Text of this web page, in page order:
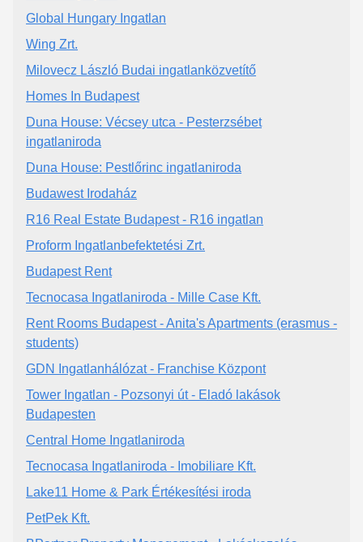
Global Hungary Ingatlan
Wing Zrt.
Milovecz László Budai ingatlanközvetítő
Homes In Budapest
Duna House: Vécsey utca - Pesterzsébet
ingatlaniroda
Duna House: Pestlőrinc ingatlaniroda
Budawest Irodaház
R16 Real Estate Budapest - R16 ingatlan
Proform Ingatlanbefektetési Zrt.
Budapest Rent
Tecnocasa Ingatlaniroda - Mille Case Kft.
Rent Rooms Budapest - Anita's Apartments (erasmus -
students)
GDN Ingatlanhálózat - Franchise Központ
Tower Ingatlan - Pozsonyi út - Eladó lakások
Budapesten
Central Home Ingatlaniroda
Tecnocasa Ingatlaniroda - Imobiliare Kft.
Lake11 Home & Park Értékesítési iroda
PetPek Kft.